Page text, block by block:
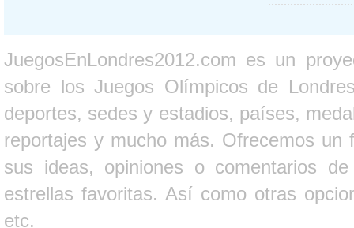
JuegosEnLondres2012.com es un
sobre los Juegos Olímpicos de
deportes, sedes y estadios, países,
reportajes y mucho más. Ofrecemos un
sus ideas, opiniones o comentarios
estrellas favoritas. Así como otras
etc.